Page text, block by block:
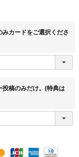
カードをご選択くださ
稿のみだけ。(特典は